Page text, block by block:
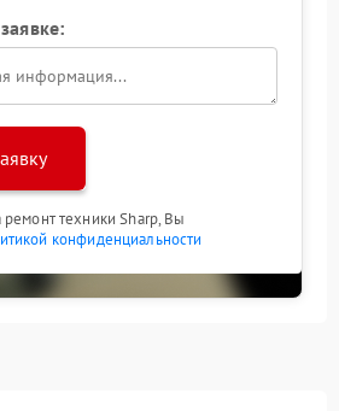
ремонт техники Sharp, Вы
конфиденциальности